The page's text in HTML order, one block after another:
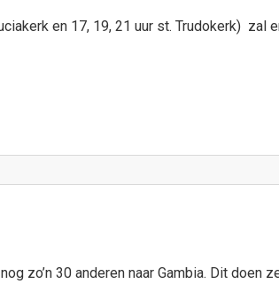
en 17, 19, 21 uur st. Trudokerk)
zo’n 30 anderen naar Gambia. Dit doen